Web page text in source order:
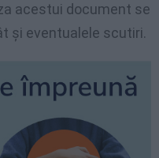
acestui document se
și eventualele scutiri.